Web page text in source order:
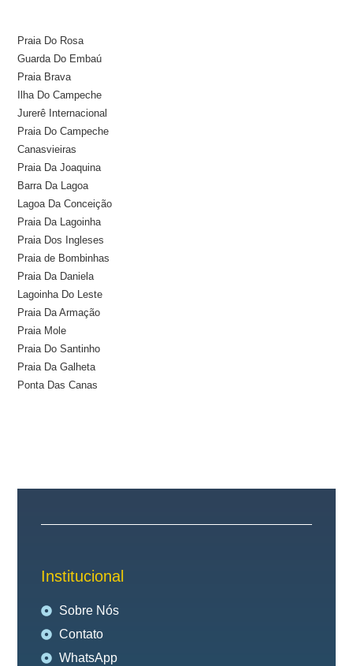
Praia Do Rosa
Guarda Do Embaú
Praia Brava
Ilha Do Campeche
Jurerê Internacional
Praia Do Campeche
Canasvieiras
Praia Da Joaquina
Barra Da Lagoa
Lagoa Da Conceição
Praia Da Lagoinha
Praia Dos Ingleses
Praia de Bombinhas
Praia Da Daniela
Lagoinha Do Leste
Praia Da Armação
Praia Mole
Praia Do Santinho
Praia Da Galheta
Ponta Das Canas
Institucional
Sobre Nós
Contato
WhatsApp